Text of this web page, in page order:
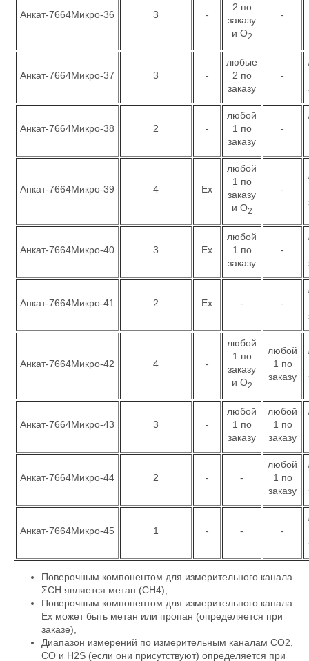
Анкат-7664Микро-36 3 -
2 по
заказу
и О2
-
Анкат-7664Микро-37 3 -
любые
2 по
заказу
-
Анкат-7664Микро-38 2 -
любой
1 по
заказу
-
Анкат-7664Микро-39 4 Ex
любой
1 по
заказу
и О2
-
Анкат-7664Микро-40 3 Ex
любой
1 по
заказу
-
Анкат-7664Микро-41 2 Ex - -
Анкат-7664Микро-42 4 -
любой
1 по
заказу
и О2
любой
1 по
заказу
Анкат-7664Микро-43 3 -
любой
1 по
заказу
любой
1 по
заказу
Анкат-7664Микро-44 2 - -
любой
1 по
заказу
Анкат-7664Микро-45 1 - - -
Поверочным компонентом для измерительного канала
ΣСН является метан (СН4),
Поверочным компонентом для измерительного канала
Ex может быть метан или пропан (определяется при
заказе),
Диапазон измерений по измерительным каналам СО2,
СО и H2S (если они присутствуют) определяется при